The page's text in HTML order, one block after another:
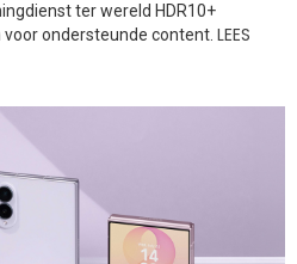
ter wereld HDR10+
voor ondersteunde content. LEES